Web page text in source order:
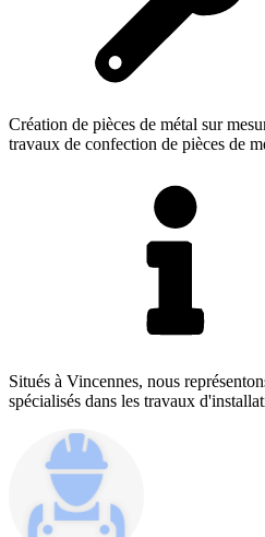
Création de pièces de métal sur
travaux de confection de pièces de
Situés à Vincennes, nous
spécialisés dans les travaux